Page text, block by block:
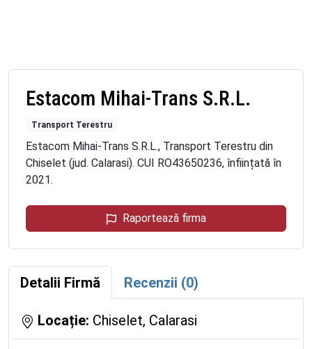
Estacom Mihai-Trans S.R.L.
Transport Terestru
Estacom Mihai-Trans S.R.L., Transport Terestru din
Chiselet (jud. Calarasi). CUI RO43650236, înființată în
2021.
Raportează firma
Detalii Firmă Recenzii (0)
Locație: Chiselet, Calarasi